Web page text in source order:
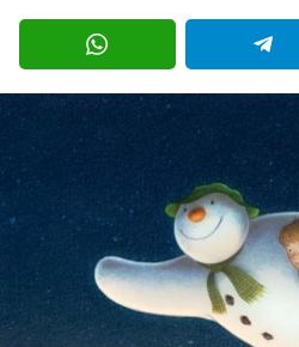
o
տ
ա
ր
g